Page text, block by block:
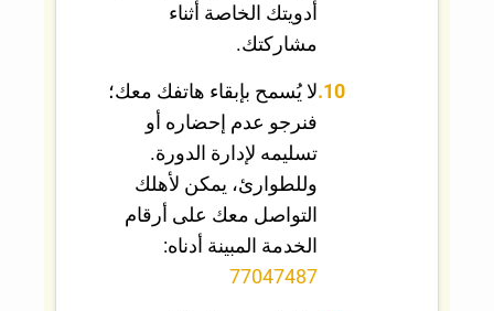
أدويتك الخاصة أثناء
مشاركتك.
لا يُسمح بإبقاء هاتفك معك؛
فنرجو عدم إحضاره أو
تسليمه لإدارة الدورة.
وللطوارئ، يمكن لأهلك
التواصل معك على أرقام
الخدمة المبينة أدناه:
77047487